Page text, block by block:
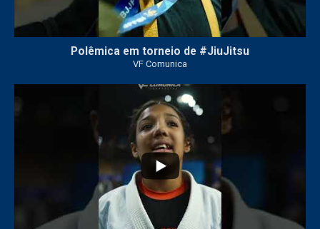
Polêmica em torneio de #JiuJitsu
VF Comunica